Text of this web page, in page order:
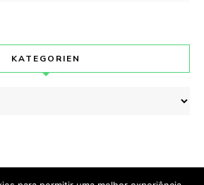
KATEGORIEN